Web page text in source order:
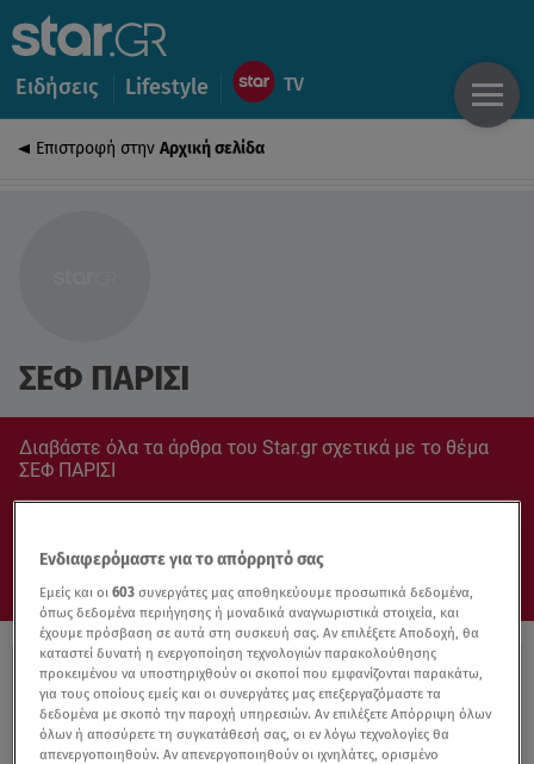
Ειδήσεις Lifestyle
Επιστροφή στην Αρχική σελίδα
ΣΕΦ ΠΑΡΙΣΙ
Διαβάστε όλα τα άρθρα του Star.gr σχετικά με το θέμα
ΣΕΦ ΠΑΡΙΣΙ
Ενδιαφερόμαστε για το απόρρητό σας
Εμείς και οι603 συνεργάτες μας αποθηκεύουμε προσωπικά δεδομένα,
όπως δεδομένα περιήγησης ή μοναδικά αναγνωριστικά στοιχεία, και
έχουμε πρόσβαση σε αυτά στη συσκευή σας. Αν επιλέξετε Αποδοχή, θα
καταστεί δυνατή η ενεργοποίηση τεχνολογιών παρακολούθησης
προκειμένου να υποστηριχθούν οι σκοποί που εμφανίζονται παρακάτω,
για τους οποίους εμείς και οι συνεργάτες μας επεξεργαζόμαστε τα
δεδομένα με σκοπό την παροχή υπηρεσιών. Αν επιλέξετε Απόρριψη όλων
όλων ή αποσύρετε τη συγκατάθεσή σας, οι εν λόγω τεχνολογίες θα
απενεργοποιηθούν. Αν απενεργοποιηθούν οι ιχνηλάτες, ορισμένο